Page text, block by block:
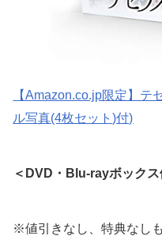
【Amazon.co.jp限定】テ
ル写真(4枚セット)付)
＜DVD・Blu-rayボックス
※値引きなし、特典なし